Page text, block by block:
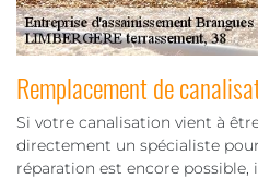
Remplacement de
Si votre canalisation vient à
directement un spécialiste
réparation est encore possible,